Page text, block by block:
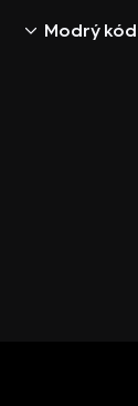
Modrý kód